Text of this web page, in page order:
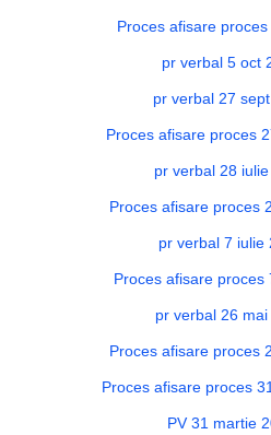
Proces afisare
pr verbal 5 oct
pr verbal 27
Proces afisare proces
pr verbal 28
Proces afisare proces
pr verbal 7 iulie
Proces afisare proces
pr verbal 26
Proces afisare proces
Proces afisare proces
PV 31 martie